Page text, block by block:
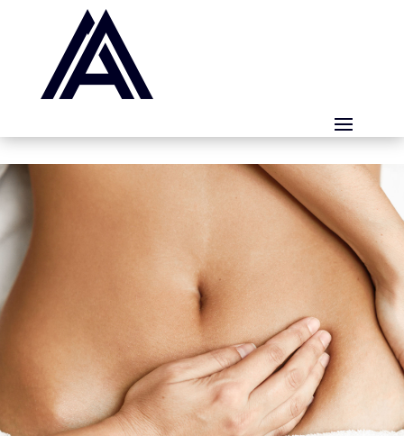
Panneau de gestion des cookies